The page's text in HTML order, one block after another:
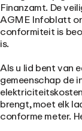
Finanzamt. De
AGME Infoblatt
conformiteit is
is.
Als u lid bent van
gemeenschap de
brengt, moet elk
conforme meter.